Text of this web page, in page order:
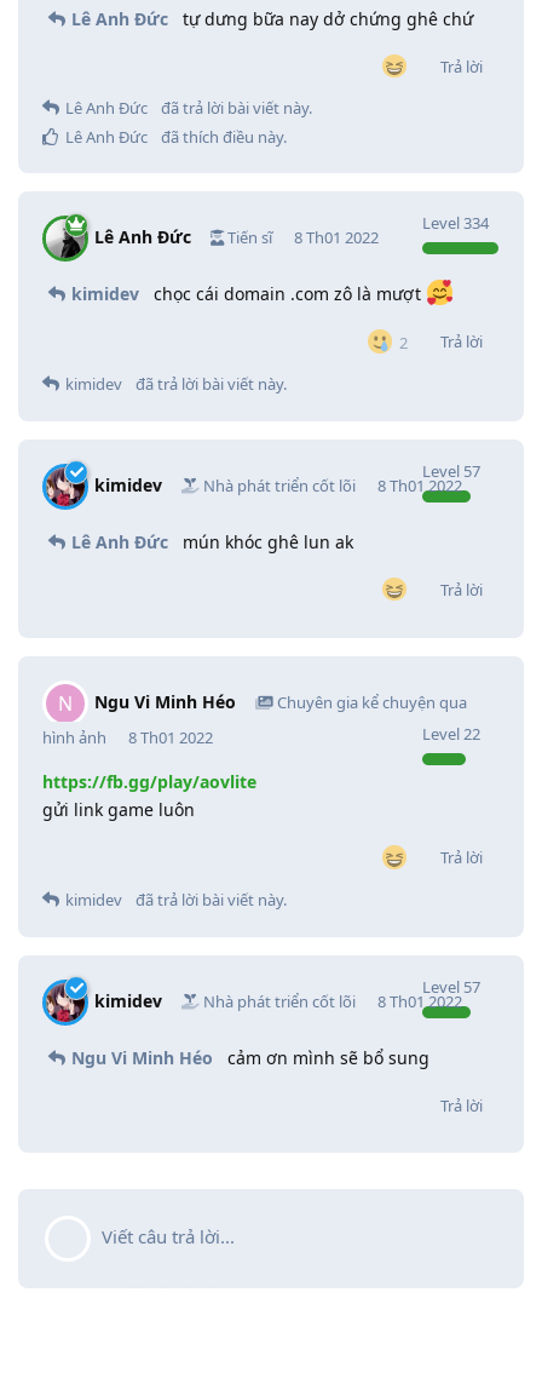
Lê Anh Đức tự dưng bữa nay dở chứng ghê chứ
Trả lời
Lê Anh Đức
đã trả lời bài viết này.
Lê Anh Đức
đã thích điều này.
Lê Anh Đức Tiến sĩ
Level334
8 Th01 2022
kimidev chọc cái domain .com zô là mượt
2
Trả lời
kimidev
đã trả lời bài viết này.
kimidev Nhà phát triển cốt lõi
Level 57
8 Th01 2022
Lê Anh Đức mún khóc ghê lun ak
Trả lời
N Ngu Vi Minh Héo
Chuyên gia kể chuyện qua
hình ảnh
Level22
8 Th01 2022
https://fb.gg/play/aovlite
gửi link game luôn
Trả lời
kimidev
đã trả lời bài viết này.
kimidev Nhà phát triển cốt lõi
Level 57
8 Th01 2022
Ngu Vi Minh Héo cảm ơn mình sẽ bổ sung
Trả lời
Viết câu trả lời...